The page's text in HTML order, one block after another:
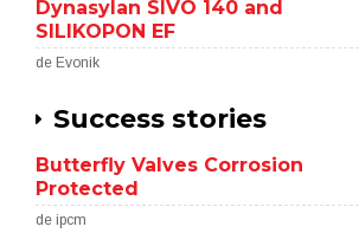
Dynasylan SIVO 140 and
SILIKOPON EF
de Evonik
Success stories
Butterfly Valves Corrosion
Protected
de ipcm